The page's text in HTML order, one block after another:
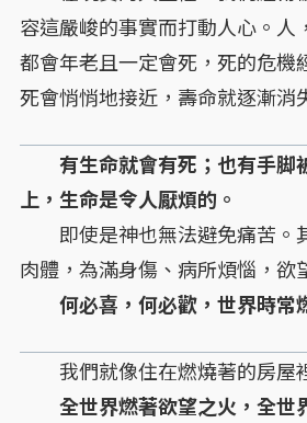
容這嚴峻的事實而打動人心。
都會年老且一定會死，死的危機
死會悄悄地接近，壽命就逐漸消
有生命就會有死；也有手脚
上，生命是令人厭煩的。
即使是神也無法避免痛苦。
肉體，為滿身傷、病所煩惱，欲
何必喜，何必歡，世界時常
我們就像住在燃燒著的房屋
全世界燃著欲望之火，全